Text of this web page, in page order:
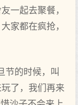
一起去聚餐，
家都在疯抢，
节的时候，叫
了，我们再来